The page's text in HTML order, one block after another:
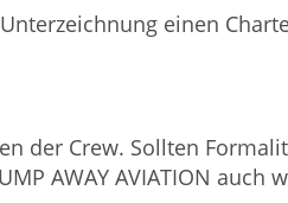
einen
der Crew. Sollten
AWAY AVIATION auch